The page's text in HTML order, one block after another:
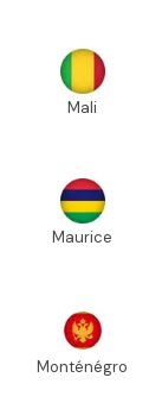
Mali
Maurice
Monténégro